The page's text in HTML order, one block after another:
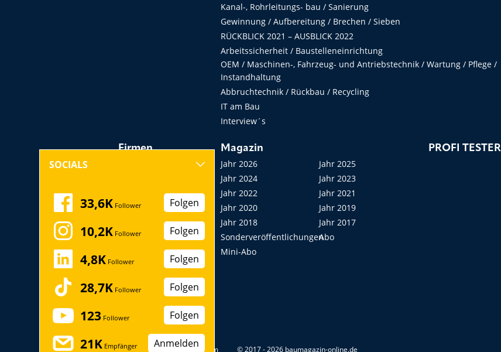
Kanal-, Rohrleitungs- bau / Sanierung
Gewinnung / Aufbereitung / Brechen / Sieben
RÜCKBLICK 2021 – AUSBLICK 2022
Arbeitssicherheit / Baustelleneinrichtung
OEM / Maschinen-, Fahrzeug- und Antriebstechnik / Wartung / Pflege /
Instandhaltung
Abbruchtechnik / Rückbau / Recycling
IT am Bau
Interview´s
Firmen
Messen, Seminare,
Kongresse
Startup
Magazin
Jahr 2026
Jahr 2025
Jahr 2024
Jahr 2023
Jahr 2022
Jahr 2021
Jahr 2020
Jahr 2019
Jahr 2018
Jahr 2017
SonderveröffentlichungenAbo
Mini-Abo
PROFI TESTER
Datenschutz Impressum © 2017 - 2026 baumagazin-online.de
SOCIALS
33,6K Follower Folgen
10,2K Follower Folgen
4,8K Follower Folgen
28,7K Follower Folgen
123 Follower Folgen
21K Empfänger Anmelden